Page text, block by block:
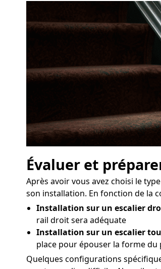
Évaluer et
Après avoir vous avez choisi le
son installation. En fonction de la
Installation sur un escalier
rail droit sera adéquate
Installation sur un escalier
place pour épouser la forme du
Quelques configurations